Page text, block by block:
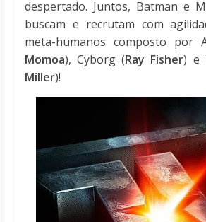
despertado. Juntos, Batman e
buscam e recrutam com
meta-humanos composto por
Momoa), Cyborg (Ray Fisher) e
Miller)!